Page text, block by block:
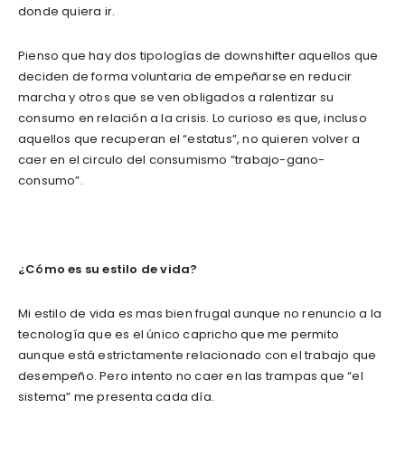
donde quiera ir.
Pienso que hay dos tipologías de downshifter aquellos que
deciden de forma voluntaria de empeñarse en reducir
marcha y otros que se ven obligados a ralentizar su
consumo en relación a la crisis. Lo curioso es que, incluso
aquellos que recuperan el “estatus”, no quieren volver a
caer en el circulo del consumismo “trabajo-gano-
consumo”.
¿Cómo es su estilo de vida?
Mi estilo de vida es mas bien frugal aunque no renuncio a la
tecnología que es el único capricho que me permito
aunque está estrictamente relacionado con el trabajo que
desempeño. Pero intento no caer en las trampas que “el
sistema” me presenta cada día.